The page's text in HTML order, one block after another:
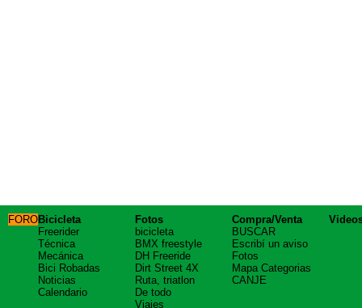
FOROBicicleta
Freerider
Técnica
Mecánica
Bici Robadas
Noticias
Calendario
Fotos
bicicleta
BMX freestyle
DH Freeride
Dirt Street 4X
Ruta, triatlon
De todo
Viajes
Compra/Venta
BUSCAR
Escribí un aviso
Fotos
Mapa Categorias
CANJE